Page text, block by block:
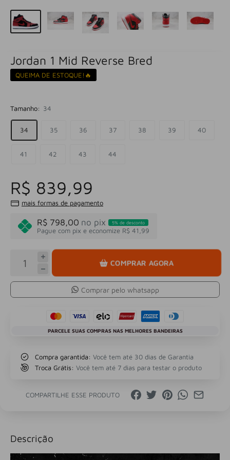
Jordan 1 Mid Reverse Bred
QUEIMA DE ESTOQUE!🔥
Tamanho: 34
34 35 36 37 38 39 40
41 42 43 44
R$ 839,99
mais formas de pagamento
R$ 798,00 no pix 5% de desconto
Pague com pix e economize R$ 41,99
COMPRAR AGORA
Comprar pelo whatsapp
PARCELE SUAS COMPRAS NAS MELHORES BANDEIRAS
Compra garantida: Você tem até 30 dias de Garantia
Troca Grátis: Você tem até 7 dias para testar o produto
COMPARTILHE ESSE PRODUTO
Descrição